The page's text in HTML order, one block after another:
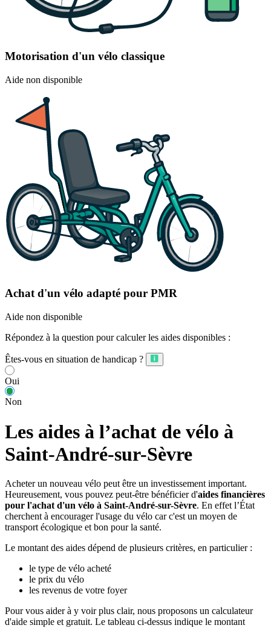
Motorisation d'un vélo classique
Aide non disponible
Achat d'un vélo adapté pour PMR
Aide non disponible
Répondez à la question pour calculer les aides disponibles :
Êtes-vous en situation de handicap ?
Oui
Non
Les aides à l’achat de vélo à
Saint-André-sur-Sèvre
Acheter un nouveau vélo peut être un investissement important.
Heureusement, vous pouvez peut-être bénéficier d'aides financières
pour l'achat d'un vélo à Saint-André-sur-Sèvre. En effet l’État
cherchent à encourager l'usage du vélo car c'est un moyen de
transport écologique et bon pour la santé.
Le montant des aides dépend de plusieurs critères, en particulier :
le type de vélo acheté
le prix du vélo
les revenus de votre foyer
Pour vous aider à y voir plus clair, nous proposons un calculateur
d'aide simple et gratuit. Le tableau ci-dessus indique le montant